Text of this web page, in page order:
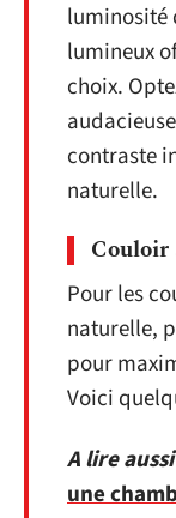
luminosité
lumineux
choix.
contraste
naturelle.
Couloir
Pour les
naturelle,
pour
Voici
A lire
une